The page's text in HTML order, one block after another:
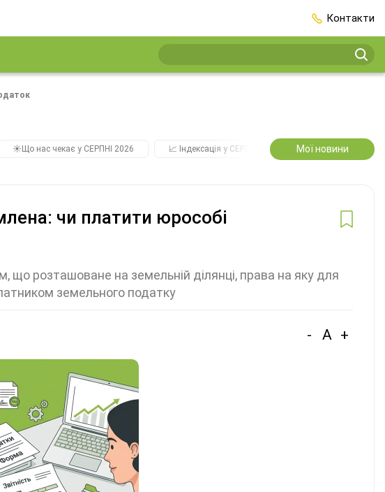
Контакти
☀️Що нас чекає у СЕРПНІ 2026 📈 Індексація у СЕРПНІ 2️⃣0️⃣2️⃣7️⃣ Усі ключові
Мої новини
чи платити юрособі
розташоване на земельній ділянці, права на яку для
земельного податку
- A +